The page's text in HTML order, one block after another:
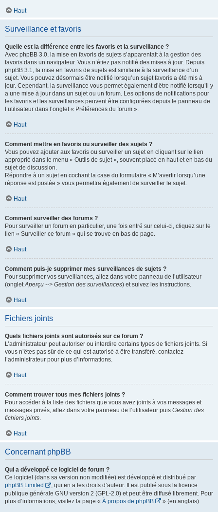
Haut
Surveillance et favoris
Quelle est la différence entre les favoris et la surveillance ?
Avec phpBB 3.0, la mise en favoris de sujets s’apparentait à la gestion des
favoris dans un navigateur. Vous n’étiez pas notifié des mises à jour. Depuis
phpBB 3.1, la mise en favoris de sujets est similaire à la surveillance d’un
sujet. Vous pouvez désormais être notifié lorsqu’un sujet favoris a été mis à
jour. Cependant, la surveillance vous permet également d’être notifié lorsqu’il y
a une mise à jour dans un sujet ou un forum. Les options de notifications pour
les favoris et les surveillances peuvent être configurées depuis le panneau de
l’utilisateur dans l’onglet « Préférences du forum ».
Haut
Comment mettre en favoris ou surveiller des sujets ?
Vous pouvez ajouter aux favoris ou surveiller un sujet en cliquant sur le lien
approprié dans le menu « Outils de sujet », souvent placé en haut et en bas du
sujet de discussion.
Répondre à un sujet en cochant la case du formulaire « M’avertir lorsqu’une
réponse est postée » vous permettra également de surveiller le sujet.
Haut
Comment surveiller des forums ?
Pour surveiller un forum en particulier, une fois entré sur celui-ci, cliquez sur le
lien « Surveiller ce forum » qui se trouve en bas de page.
Haut
Comment puis-je supprimer mes surveillances de sujets ?
Pour supprimer vos surveillances, allez dans votre panneau de l’utilisateur
(ongletAperçu --> Gestion des surveillances) et suivez les instructions.
Haut
Fichiers joints
Quels fichiers joints sont autorisés sur ce forum ?
L’administrateur peut autoriser ou interdire certains types de fichiers joints. Si
vous n’êtes pas sûr de ce qui est autorisé à être transféré, contactez
l’administrateur pour plus d’informations.
Haut
Comment trouver tous mes fichiers joints ?
Pour accéder à la liste des fichiers que vous avez joints à vos messages et
messages privés, allez dans votre panneau de l’utilisateur puis Gestion des
fichiers joints.
Haut
Concernant phpBB
Qui a développé ce logiciel de forum ?
Ce logiciel (dans sa version non modifiée) est développé et distribué par
phpBB Limited
, qui en a les droits d’auteur. Il est publié sous la licence
publique générale GNU version 2 (GPL-2.0) et peut être diffusé librement. Pour
plus d’informations, visitez la page « À propos de phpBB » (en anglais).